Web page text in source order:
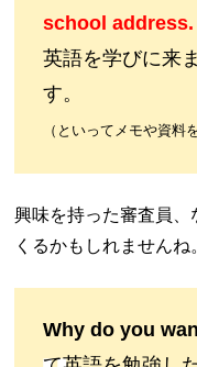
school address.
英語を学びに来
す。
（といってメモや資料
興味を持った審査員、
くるかもしれませんね
Why do you